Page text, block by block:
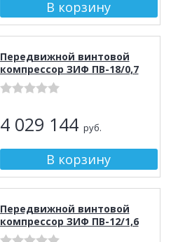
Передвижной винтовой
компрессор ЗИФ ПВ-18/0,7
4 029 144 руб.
Передвижной винтовой
компрессор ЗИФ ПВ-12/1,6